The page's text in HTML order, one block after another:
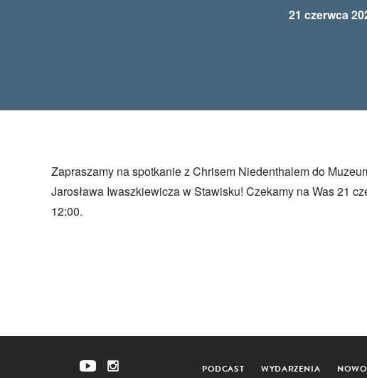
21 czerwca
Zapraszamy na spotkanie z Chrisem Niedenthalem do
Jarosława Iwaszkiewicza w Stawisku! Czekamy na Was 21
12:00.
PODCAST WYDARZENIA